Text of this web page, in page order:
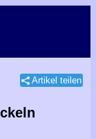
Artikel teilen